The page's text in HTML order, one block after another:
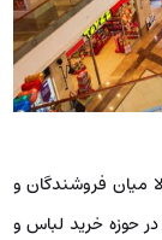
میان فروشندگان و
در حوزه خرید لباس و